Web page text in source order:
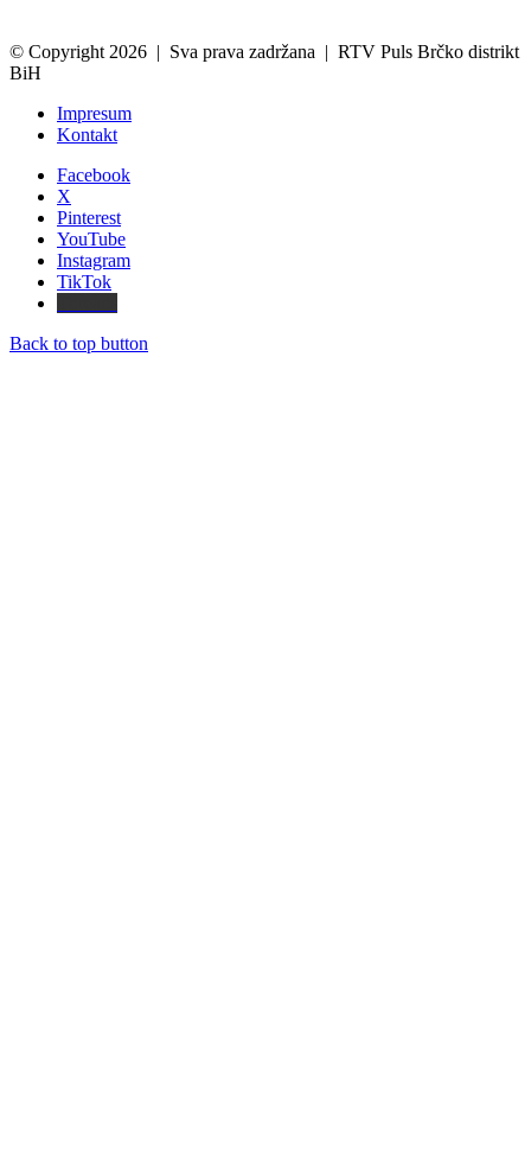
© Copyright 2026 | Sva prava zadržana | RTV Puls Brčko distrikt
BiH
Impresum
Kontakt
Facebook
X
Pinterest
YouTube
Instagram
TikTok
Back to top button